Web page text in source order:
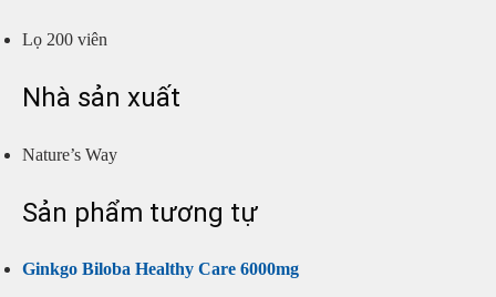
Lọ 200 viên
Nhà sản xuất
Nature’s Way
Sản phẩm tương tự
Ginkgo Biloba Healthy Care 6000mg